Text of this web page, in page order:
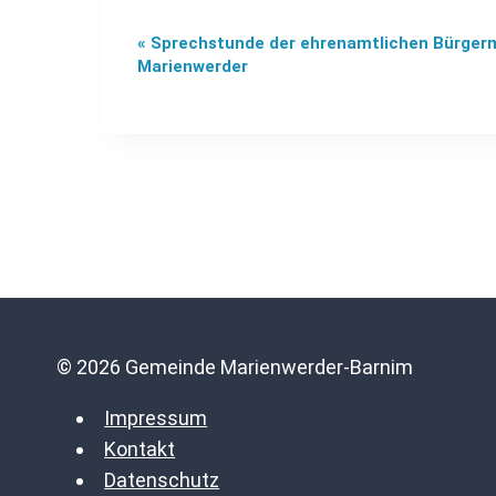
Veranstaltung-
« Sprechstunde der ehrenamtlichen
Marienwerder
© 2026 Gemeinde Marienwerder-Barnim
Impressum
Kontakt
Datenschutz